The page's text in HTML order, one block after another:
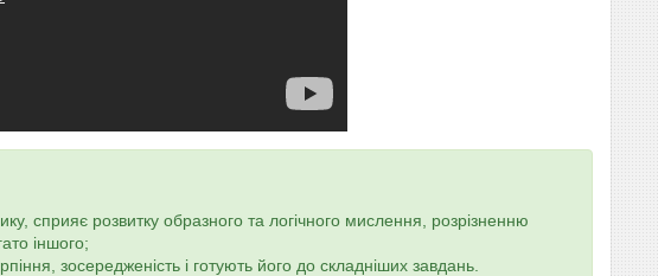
сприяє розвитку образного та логічного мислення, розрізненню
іншого;
зосередженість і готують його до складніших завдань.